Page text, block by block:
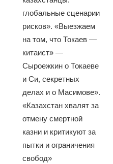
глобальные сценарии
рисков». «Выезжаем
на том, что Токаев —
китаист» —
Сыроежкин о Токаеве
и Си, секретных
делах и о Масимове».
«Казахстан хвалят за
отмену смертной
казни и критикуют за
пытки и ограничения
свобод»